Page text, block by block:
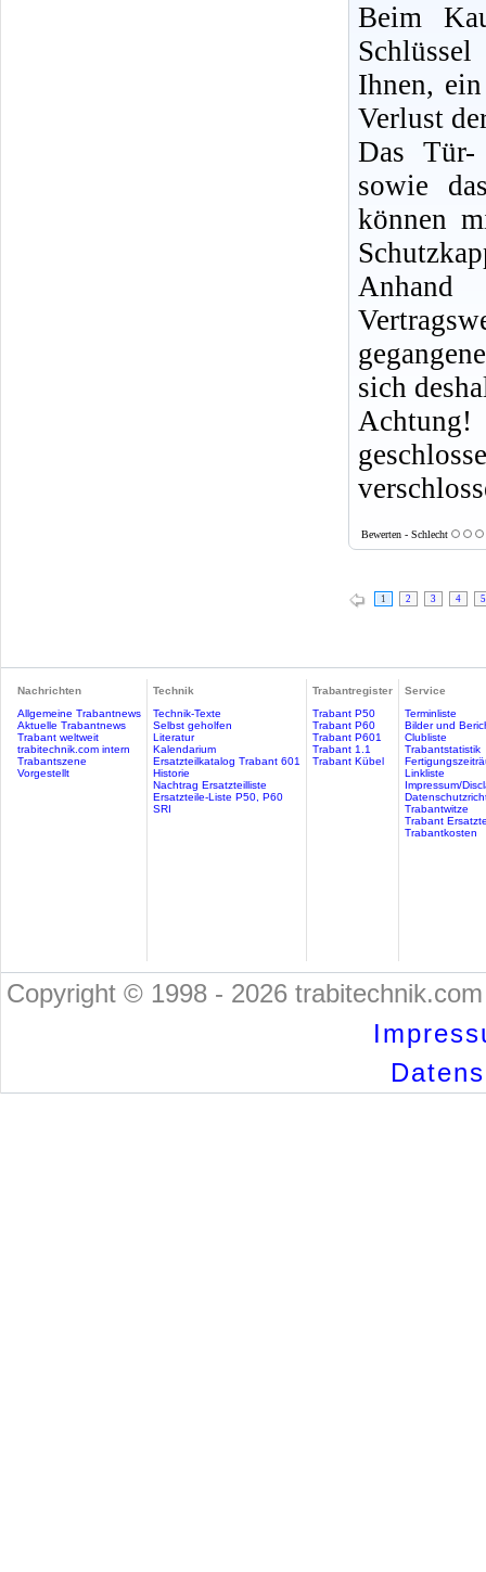
Beim
Ihnen,
Verlust
Das Tür-
sowie
können
Anhand
sich
Bewerten - Schlecht
1 2 3 4 5
Nachrichten
Allgemeine Trabantnews
Aktuelle Trabantnews
Trabant weltweit
trabitechnik.com intern
Trabantszene
Vorgestellt
Technik
Technik-Texte
Selbst geholfen
Literatur
Kalendarium
Ersatzteilkatalog Trabant 601
Historie
Nachtrag Ersatzteilliste
Ersatzteile-Liste P50, P60
SRI
Trabantregister
Trabant P50
Trabant P60
Trabant P601
Trabant 1.1
Trabant Kübel
Service
Terminliste
Bilder und
Clubliste
Trabantstatistik
Linkliste
Impressum/
Trabantwitze
Trabant
Trabantkosten
Copyright © 1998 - 2026